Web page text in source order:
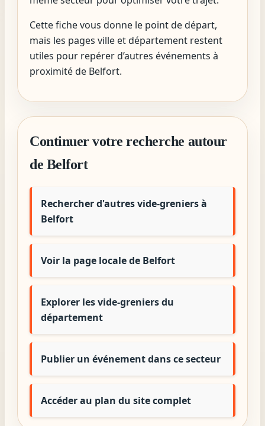
Cette fiche vous donne le point de départ,
mais les pages ville et département restent
utiles pour repérer d’autres événements à
proximité de Belfort.
Continuer votre recherche autour
de Belfort
Rechercher d'autres vide-greniers à
Belfort
Voir la page locale de Belfort
Explorer les vide-greniers du
département
Publier un événement dans ce secteur
Accéder au plan du site complet